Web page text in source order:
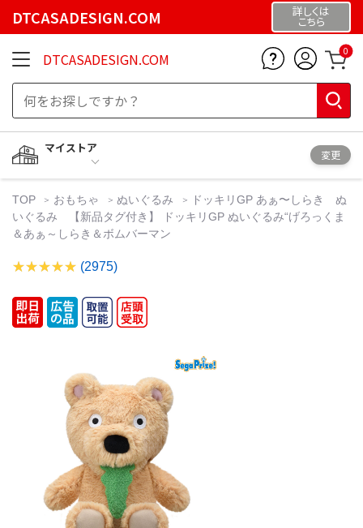
DTCASADESIGN.COM 詳しくは
こちら
DTCASADESIGN.COM 0
マイストア
変更
TOP おもちゃ ぬいぐるみ
ドッキリGP あぁ〜しらき ぬ
いぐるみ 【新品タグ付き】 ドッキリGP ぬいぐるみ“げろっくま
＆あぁ～しらき＆ボムバーマン
(2975)